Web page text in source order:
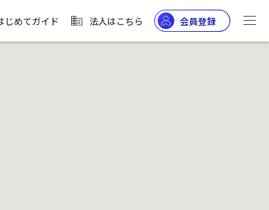
じめてガイド 法人はこちら 会員登録